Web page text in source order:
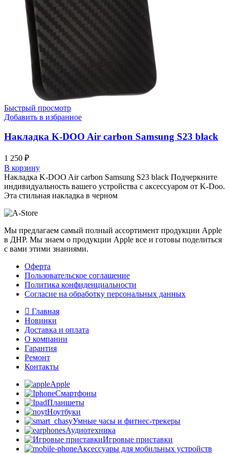
Быстрый просмотр
Добавить в избранное
Накладка K-DOO Air carbon Samsung S23 black
1 250 ₽
В корзину
Накладка K-DOO Air carbon Samsung S23 black Подчеркните
индивидуальность вашего устройства с аксессуаром от K-Doo.
Эта стильная накладка в черном
Мы предлагаем самый полный ассортимент продукции Apple
в ДНР. Мы знаем о продукции Apple все и готовы поделиться
с вами этими знаниями.
Оферта
Пользовательское соглашение
Политика конфиденциальности
Согласие на обработку персональных данных
Главная
Новинки
Доставка и оплата
О компании
Гарантия
Ремонт
Контакты
Apple
Смартфоны
Планшеты
Ноутбуки
Умные часы и фитнес-трекеры
Аудиотехника
Игровые приставки
Аксессуары для мобильных устройств